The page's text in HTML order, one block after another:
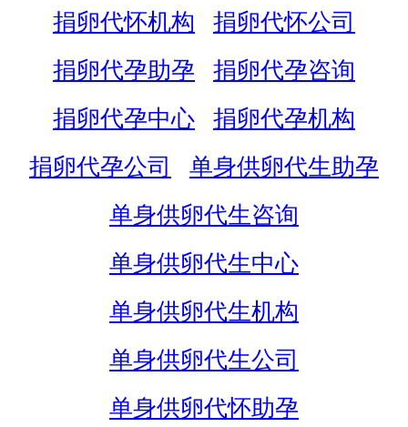
捐卵代怀机构
捐卵代怀公司
捐卵代孕助孕
捐卵代孕咨询
捐卵代孕中心
捐卵代孕机构
捐卵代孕公司
单身供卵代生助孕
单身供卵代生咨询
单身供卵代生中心
单身供卵代生机构
单身供卵代生公司
单身供卵代怀助孕